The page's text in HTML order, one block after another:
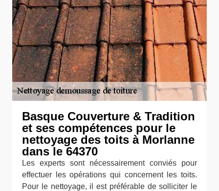
Basque Couverture & Tradition
et ses compétences pour le
nettoyage des toits à Morlanne
dans le 64370
Les experts sont nécessairement conviés pour
effectuer les opérations qui concernent les toits.
Pour le nettoyage, il est préférable de solliciter le